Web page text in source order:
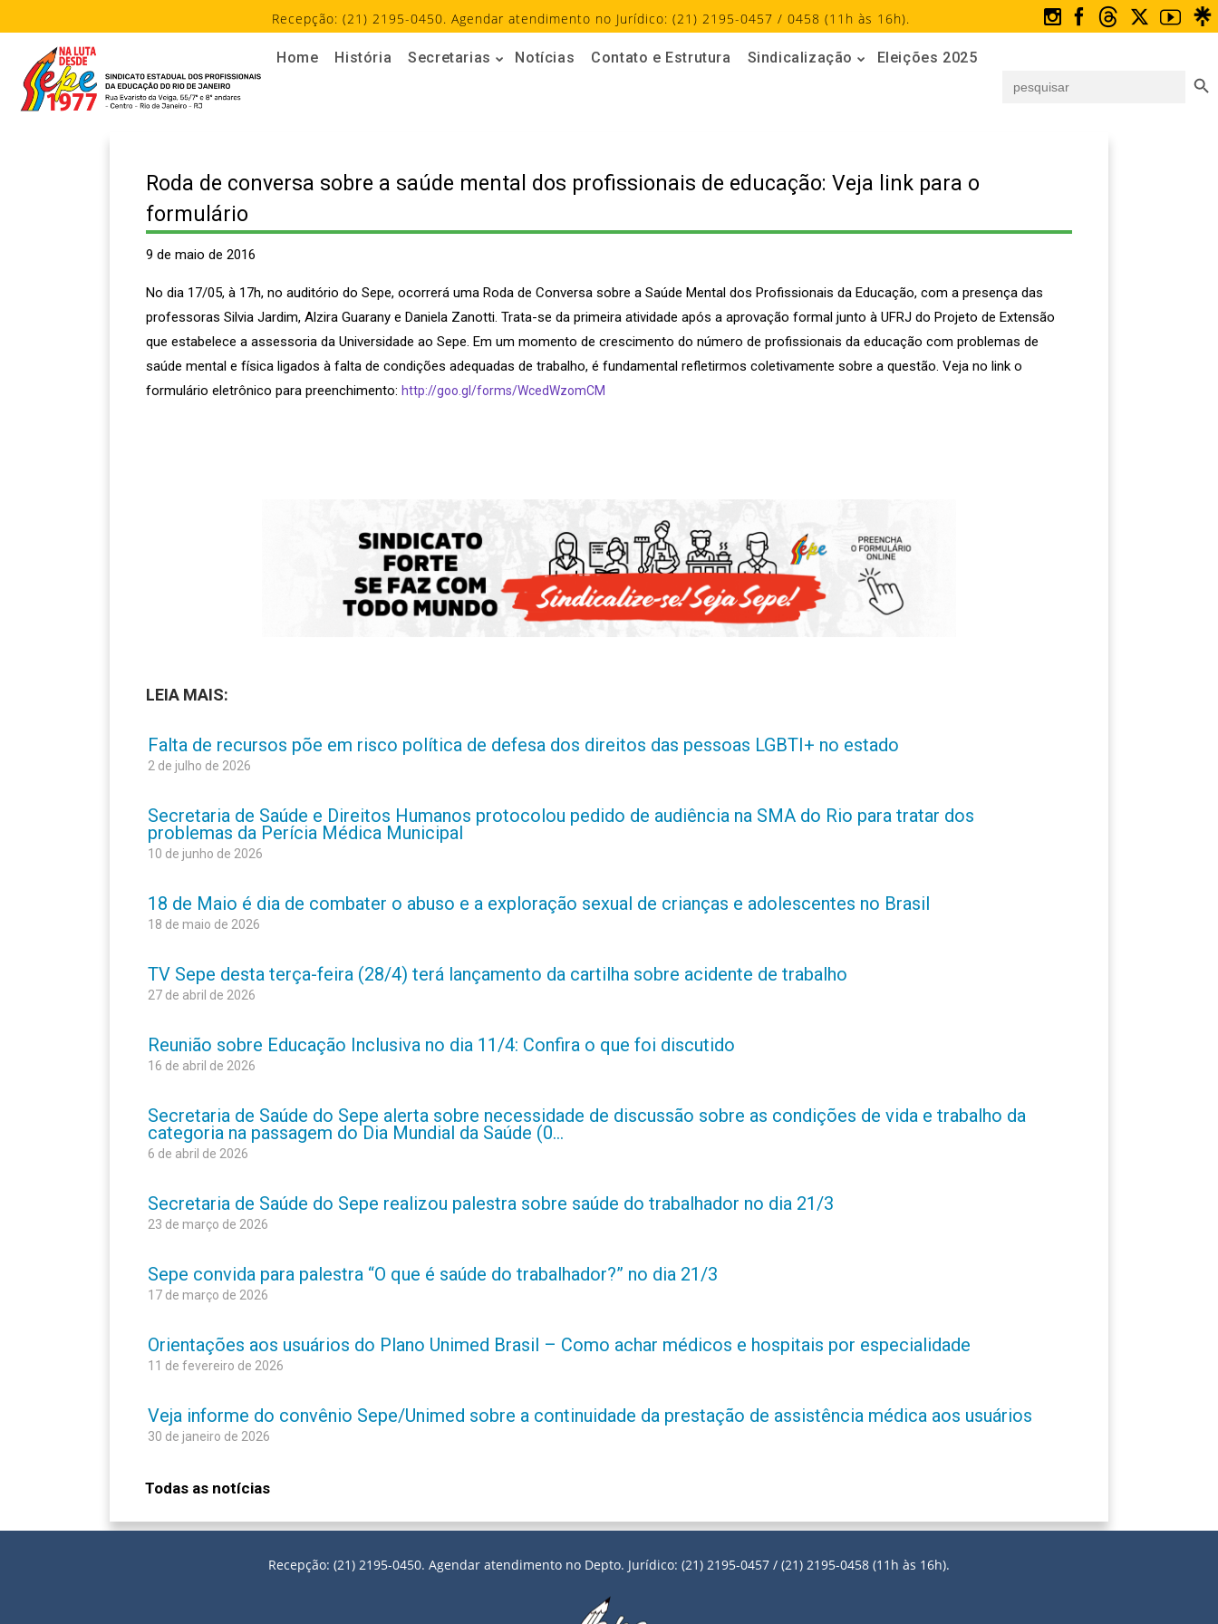
Recepção: (21) 2195-0450. Agendar atendimento no Jurídico: (21) 2195-0457 / 0458 (11h às 16h).
Home História Secretarias Notícias Contato e Estrutura Sindicalização
Eleições 2025
for:
Roda de conversa sobre a saúde mental dos profissionais de educação: Veja link para o
formulário
9 de maio de 2016
No dia 17/05, à 17h, no auditório do Sepe, ocorrerá uma Roda de Conversa sobre a Saúde Mental dos Profissionais da Educação, com a presença das
professoras Silvia Jardim, Alzira Guarany e Daniela Zanotti. Trata-se da primeira atividade após a aprovação formal junto à UFRJ do Projeto de Extensão
que estabelece a assessoria da Universidade ao Sepe. Em um momento de crescimento do número de profissionais da educação com problemas de
saúde mental e física ligados à falta de condições adequadas de trabalho, é fundamental refletirmos coletivamente sobre a questão. Veja no link o
formulário eletrônico para preenchimento: http://goo.gl/forms/WcedWzomCM
LEIA MAIS:
Falta de recursos põe em risco política de defesa dos direitos das pessoas LGBTI+ no estado
2 de julho de 2026
Secretaria de Saúde e Direitos Humanos protocolou pedido de audiência na SMA do Rio para tratar dos
problemas da Perícia Médica Municipal
10 de junho de 2026
18 de Maio é dia de combater o abuso e a exploração sexual de crianças e adolescentes no Brasil
18 de maio de 2026
TV Sepe desta terça-feira (28/4) terá lançamento da cartilha sobre acidente de trabalho
27 de abril de 2026
Reunião sobre Educação Inclusiva no dia 11/4: Confira o que foi discutido
16 de abril de 2026
Secretaria de Saúde do Sepe alerta sobre necessidade de discussão sobre as condições de vida e trabalho da
categoria na passagem do Dia Mundial da Saúde (0...
6 de abril de 2026
Secretaria de Saúde do Sepe realizou palestra sobre saúde do trabalhador no dia 21/3
23 de março de 2026
Sepe convida para palestra “O que é saúde do trabalhador?” no dia 21/3
17 de março de 2026
Orientações aos usuários do Plano Unimed Brasil – Como achar médicos e hospitais por especialidade
11 de fevereiro de 2026
Veja informe do convênio Sepe/Unimed sobre a continuidade da prestação de assistência médica aos usuários
30 de janeiro de 2026
Todas as notícias
Recepção: (21) 2195-0450. Agendar atendimento no Depto. Jurídico: (21) 2195-0457 / (21) 2195-0458 (11h às 16h).